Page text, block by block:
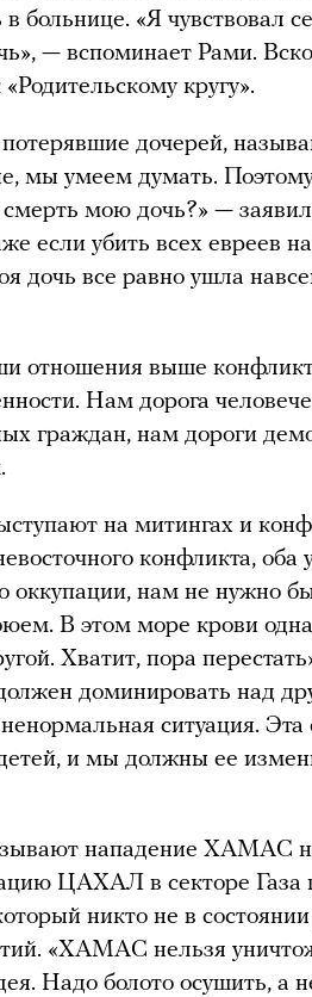
больнице. «Я чувствовал
— вспоминает Рами.
кругу».
дочерей,
мы умеем думать. Поэтому
мою дочь?» —
если убить всех евреев
дочь все равно ушла
отношения выше
Нам дорога
граждан, нам дороги
на митингах и
конфликта,
оккупации, нам не нужно
В этом море крови одна
Хватит, пора
доминировать над
ситуация. Эта
и мы должны ее
нападение ХАМАС
ЦАХАЛ в секторе Газа
никто не в
«ХАМАС нельзя
Надо болото осушить, а